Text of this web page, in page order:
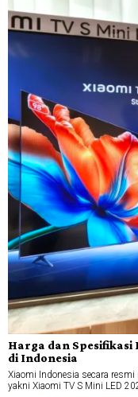
Harga dan Spesifikasi
di Indonesia
Xiaomi Indonesia secara
yakni Xiaomi TV S Mini LED